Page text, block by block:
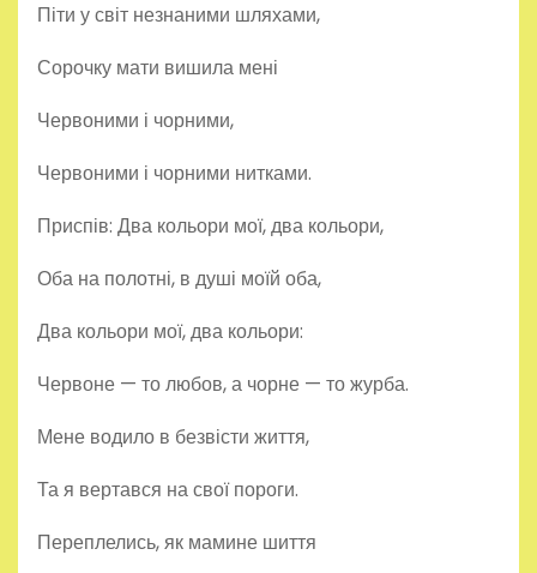
Піти у світ незнаними шляхами,
Сорочку мати вишила мені
Червоними і чорними,
Червоними і чорними нитками.
Приспів: Два кольори мої, два кольори,
Оба на полотні, в душі моїй оба,
Два кольори мої, два кольори:
Червоне — то любов, а чорне — то журба.
Мене водило в безвісти життя,
Та я вертався на свої пороги.
Переплелись, як мамине шиття